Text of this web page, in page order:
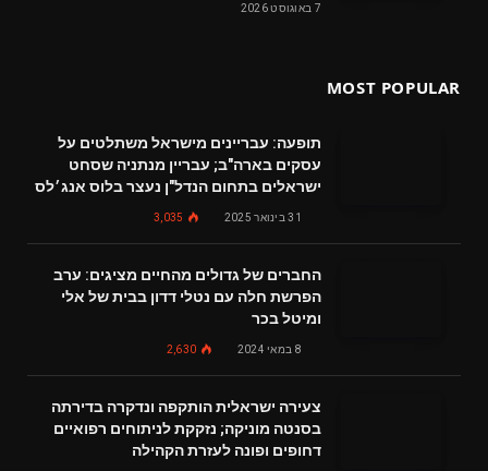
7 באוגוסט 2026
MOST POPULAR
תופעה: עבריינים מישראל משתלטים על
עסקים בארה"ב; עבריין מנתניה שסחט
ישראלים בתחום הנדל"ן נעצר בלוס אנג׳לס
31 בינואר 2025 3,035
החברים של גדולים מהחיים מציגים: ערב
הפרשת חלה עם נטלי דדון בבית של אלי
ומיטל בכר
8 במאי 2024 2,630
צעירה ישראלית הותקפה ונדקרה בדירתה
בסנטה מוניקה; נזקקת לניתוחים רפואיים
דחופים ופונה לעזרת הקהילה